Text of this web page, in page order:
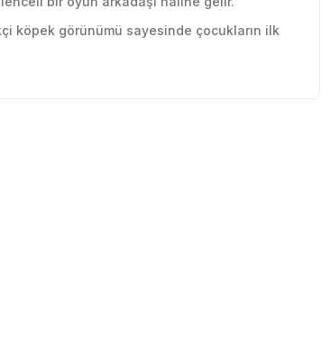
köpek görünümü sayesinde çocukların ilk